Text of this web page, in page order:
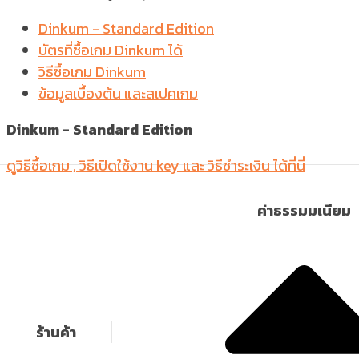
Dinkum - Standard Edition
บัตรที่ซื้อเกม Dinkum ได้
วิธีซื้อเกม Dinkum
ข้อมูลเบื้องต้น และสเปคเกม
Dinkum - Standard Edition
ดูวิธีซื้อเกม , วิธีเปิดใช้งาน key และ วิธีชำระเงิน ได้ที่นี่
ร้านค้า
ค่าธรรมมเนียม